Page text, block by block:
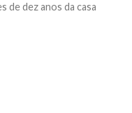
de dez anos da casa